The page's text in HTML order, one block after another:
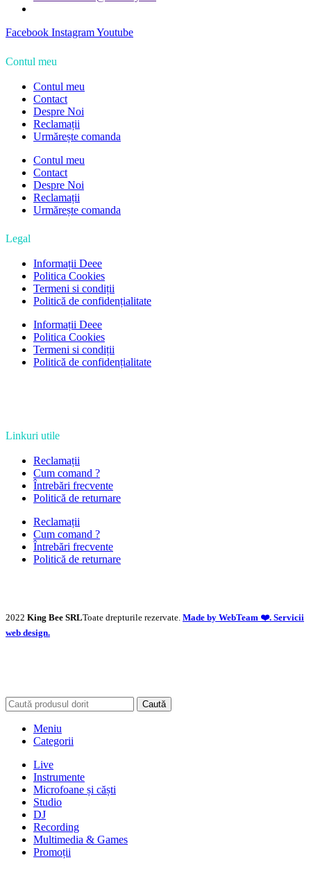
Facebook InstagramYoutube
Contul meu
Contul meu
Contact
Despre Noi
Reclamații
Urmărește comanda
Contul meu
Contact
Despre Noi
Reclamații
Urmărește comanda
Legal
Informații Deee
Politica Cookies
Termeni si condiții
Politică de confidențialitate
Informații Deee
Politica Cookies
Termeni si condiții
Politică de confidențialitate
Linkuri utile
Reclamații
Cum comand ?
Întrebări frecvente
Politică de returnare
Reclamații
Cum comand ?
Întrebări frecvente
Politică de returnare
2022 King Bee SRLToate drepturile rezervate. Made by WebTeam ❤️. Servicii
web design.
Caută
Meniu
Categorii
Live
Instrumente
Microfoane și căști
Studio
DJ
Recording
Multimedia & Games
Promoții